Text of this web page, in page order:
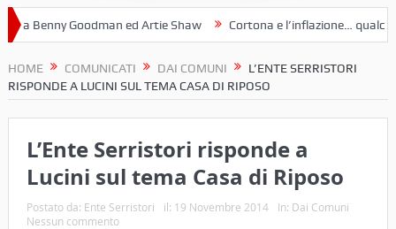
Benny Goodman ed Artie Shaw Cortona e l’inflazione… qualche
HOME COMUNICATI DAI COMUNI
L’ENTE SERRISTORI
RISPONDE A LUCINI SUL TEMA CASA DI RIPOSO
L’Ente Serristori risponde a
Lucini sul tema Casa di Riposo
Postato da: Ente Serristori il: 19 Novembre 2014 In: Dai Comuni
Nessun commento